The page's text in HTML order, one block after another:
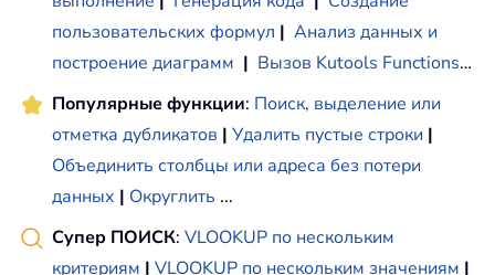
пользовательских формул | Анализ данных и
построение диаграмм | Вызов Kutools Functions…
Популярные функции: Поиск, выделение или
отметка дубликатов | Удалить пустые строки |
Объединить столбцы или адреса без потери
данных | Округлить ...
Супер ПОИСК: VLOOKUP по нескольким
критериям | VLOOKUP по нескольким значениям |